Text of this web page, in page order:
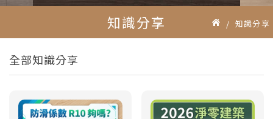
知識分享 知識分享
全部知識分享